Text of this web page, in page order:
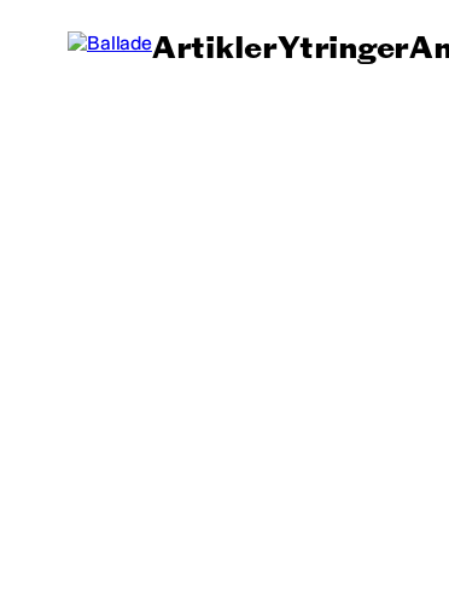
ArtiklerYtringer